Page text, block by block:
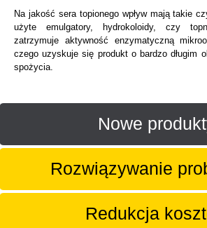
Na jakość sera topionego wpływ mają takie
użyte emulgatory, hydrokoloidy, czy
zatrzymuje aktywność enzymatyczną
czego uzyskuje się produkt o bardzo długim
spożycia.
Nowe
Rozwiązywanie
Redukcja